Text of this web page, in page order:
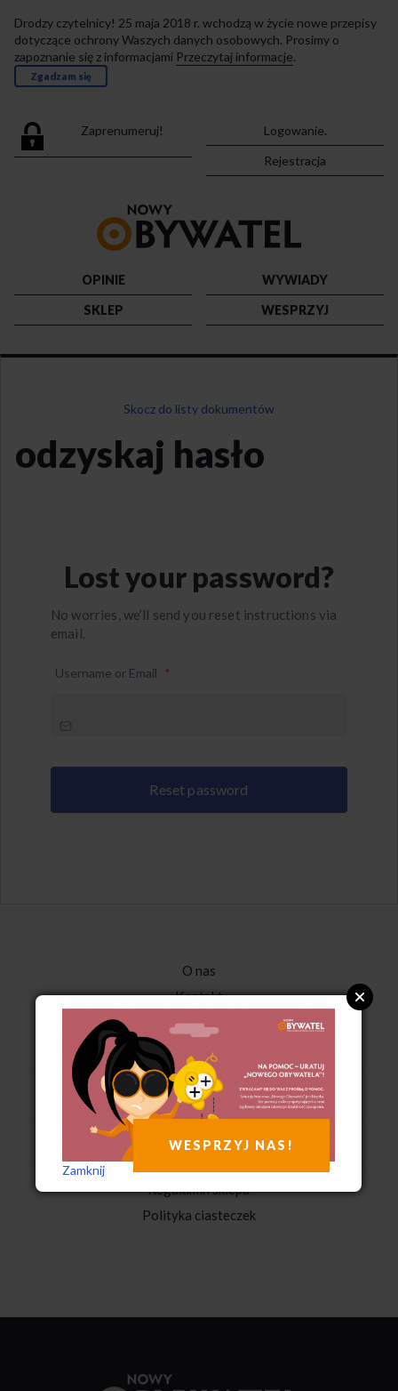
Drodzy czytelnicy! 25 maja 2018 r. wchodzą w życie nowe przepisy
dotyczące ochrony Waszych danych osobowych. Prosimy o
zapoznanie się z informacjami Przeczytaj informacje.
Zgadzam się
Zaprenumeruj!
Logowanie.
Rejestracja
strony
OPINIE
WYWIADY
SKLEP
WESPRZYJ
Skocz do listy dokumentów
odzyskaj hasło
Lost your password?
No worries, we’ll send you reset instructions via
email.
Username or Email *
O nas
Kontakt
Manifest
Zespół redakcyjny
Reklama
Subskrypcja RSS i czytniki
Regulamin sklepu
Polityka ciasteczek
WESPRZYJ NAS!
Zamknij